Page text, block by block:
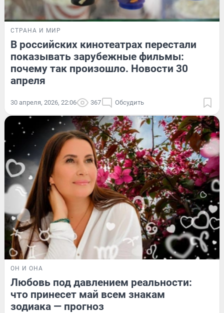
СТРАНА И МИР
В российских кинотеатрах перестали
показывать зарубежные фильмы:
почему так произошло. Новости 30
апреля
30 апреля, 2026, 22:06 367 Обсудить
ОН И ОНА
Любовь под давлением реальности:
что принесет май всем знакам
зодиака — прогноз